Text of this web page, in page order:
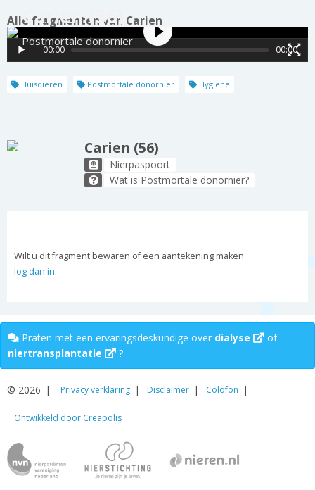
Alle fragmenten van Carien
Carien (56)
Postmortale donornier
00:00 00:00
Huisdieren Postmortale donornier Hygiene
Carien (56)
Nierpaspoort
Wat is Postmortale donornier?
Wilt u dit fragment bewaren of een aantekening maken
log dan in.
Praten met een ervaringsdeskundige over dialyse
of
niertransplantatie
?
© 2026 Privacy verklaring Disclaimer Colofon
Ontwikkeld door Creapolis